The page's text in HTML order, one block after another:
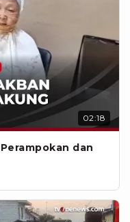
02:18
dan